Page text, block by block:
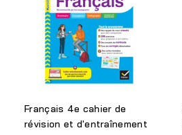
Français 4e cahier de
révision et d'entraînement